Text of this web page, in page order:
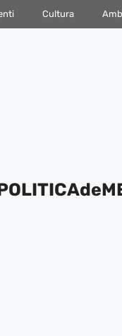
Cultura